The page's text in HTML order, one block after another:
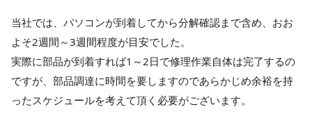
当社では、パソコンが到着してから分解確認まで含め、おお
よそ2週間～3週間程度が目安でした。
実際に部品が到着すれば1～2日で修理作業自体は完了するの
ですが、部品調達に時間を要しますのであらかじめ余裕を持
ったスケジュールを考えて頂く必要がございます。